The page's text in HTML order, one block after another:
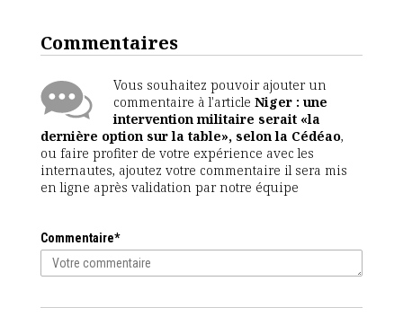
Commentaires
Vous souhaitez pouvoir ajouter un
commentaire à l'article Niger : une
intervention militaire serait «la
dernière option sur la table», selon la Cédéao,
ou faire profiter de votre expérience avec les
internautes, ajoutez votre commentaire il sera mis
en ligne après validation par notre équipe
Commentaire*